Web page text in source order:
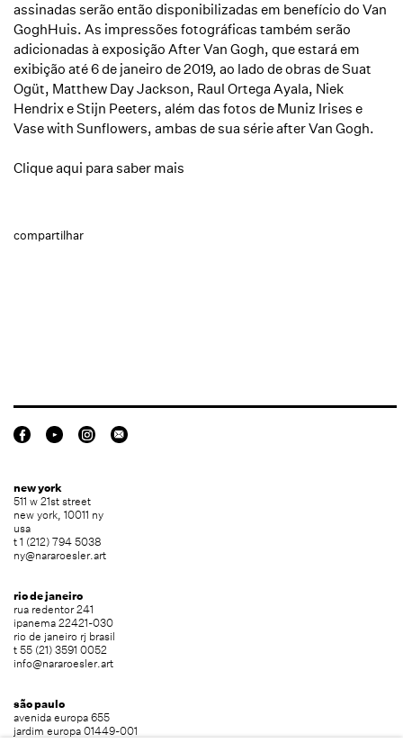
assinadas serão então disponibilizadas em benefício do Van
GoghHuis. As impressões fotográficas também serão
adicionadas à exposição After Van Gogh, que estará em
exibição até 6 de janeiro de 2019, ao lado de obras de Suat
Ogüt, Matthew Day Jackson, Raul Ortega Ayala, Niek
Hendrix e Stijn Peeters, além das fotos de Muniz Irises e
Vase with Sunflowers, ambas de sua série after Van Gogh.
Clique aqui para saber mais
compartilhar
new york
511 w 21st street
new york, 10011 ny
usa
t 1 (212) 794 5038
ny@nararoesler.art
rio de janeiro
rua redentor 241
ipanema 22421-030
rio de janeiro rj brasil
t 55 (21) 3591 0052
info@nararoesler.art
são paulo
avenida europa 655
jardim europa 01449-001